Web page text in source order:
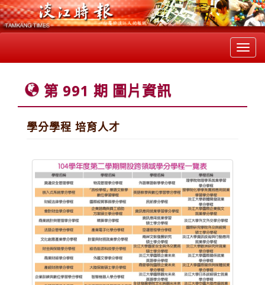
第 991 期 圖片資訊
學分學程 培育人才